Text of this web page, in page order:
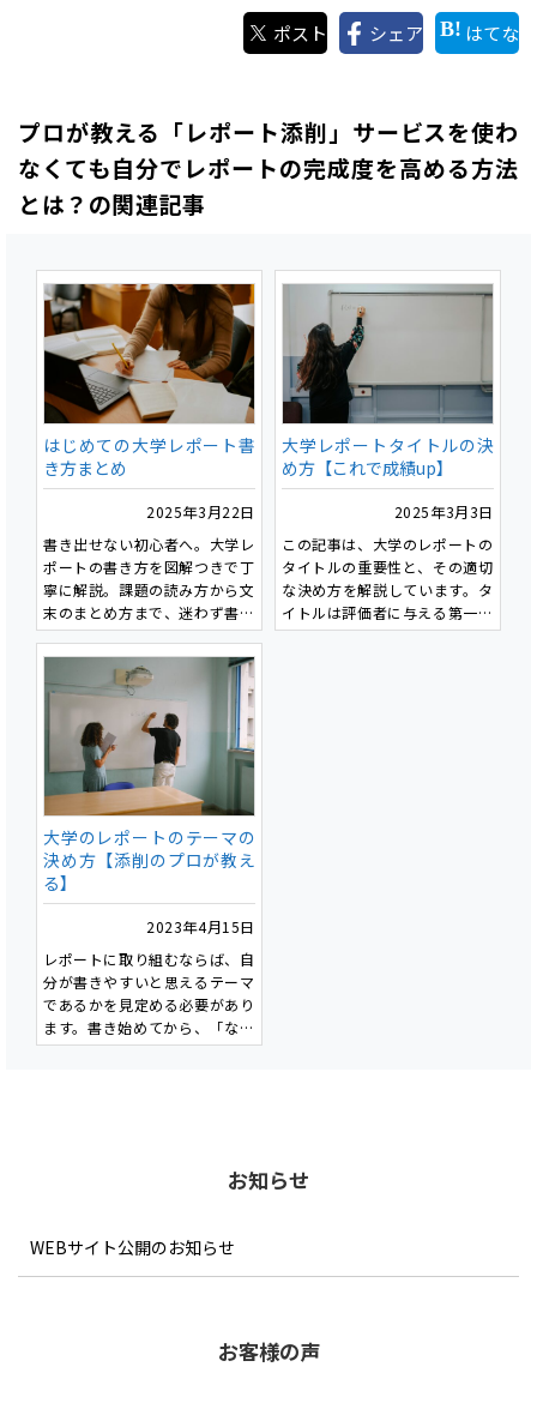
る私どもから、皆さんにレポー
ト添削サービスを利用するメリ
ットとデメリットを正直にお話
正直にお話するのでぜひ、最後
まで読んで見て下さい。
いることと思います。
「手のひら芸大」での学び、楽
京都芸術大学での学びの特徴
と、プレミアム・コンシェルジ
ュから特別なご提案がありま
らせもあります。
ぜひ最後まで読んでください。
ポスト シェア はてな
プロが教える「レポート添削」サービスを使わ
なくても自分でレポートの完成度を高める方法
とは？の関連記事
はじめての大学レポート書
き方まとめ
2025年3月22日
書き出せない初心者へ。大学レ
ポートの書き方を図解つきで丁
寧に解説。課題の読み方から文
末のまとめ方まで、迷わず書け
る入門記事です。
大学レポートタイトルの決
め方【これで成績up】
2025年3月3日
この記事は、大学のレポートの
タイトルの重要性と、その適切
な決め方を解説しています。タ
イトルは評価者に与える第一印
象を決定し、適切なものを設定
大学のレポートのテーマの
決め方【添削のプロが教え
る】
2023年4月15日
レポートに取り組むならば、自
分が書きやすいと思えるテーマ
であるかを見定める必要があり
ます。書き始めてから、「なん
でこのテーマにしちゃったん
これは一度決めた「テーマ」で
い、取り返しがつかないためで
す。
のようなものでしょうか。具体
お知らせ
WEBサイト公開のお知らせ
お客様の声